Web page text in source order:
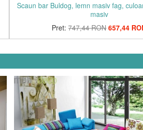
Scaun bar Buldog, lemn masiv fag,
masiv
Pret:747,44 RON 657,44